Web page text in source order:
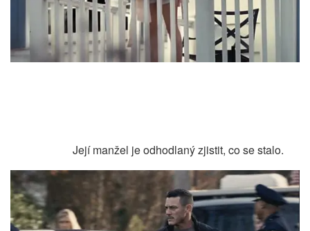
Její manžel je odhodlaný zjistit, co se stalo.